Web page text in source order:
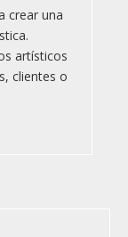
crear una
artísticos
clientes o